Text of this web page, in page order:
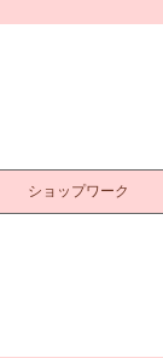
ショップワーク